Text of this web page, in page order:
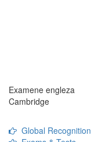
Examene engleza
Cambridge
Global Recognition